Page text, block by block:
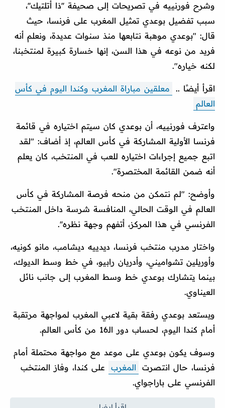
وشرح فورنييه في تصريحات إلى صحيفة ''ذا أتلتيك''،
سبب تفضيل بوعدي تمثيل المغرب على فرنسا، حيث
قال: "بوعدي موهبة نتابعها منذ سنوات عديدة، ونعلم أنه
فريد من نوعه في هذا السن، إنها خسارة كبيرة لمنتخبنا،
لكنه خياره".
اقرأ أيضًا ..
معلقين مباراة المغرب وكندا اليوم في كأس
العالم
واعترف فورنييه، أن بوعدي كان سيتم اختياره في قائمة
فرنسا الأولية المشاركة في كأس العالم، إذ أضاف: "لقد
اتبع جميع إجراءات اختياره للعب في المنتخب، كان يعلم
أنه ضمن القائمة المختصرة".
وأوضح: "لم نتمكن من منحه فرصة المشاركة في كأس
العالم في الوقت الحالي، المنافسة شرسة داخل المنتخب
الفرنسي في هذا المركز، أتفهم وجهة نظره''.
واختار مدرب منتخب فرنسا، ديدييه ديشامب، مانو كونيه،
وأوريلين تشواميني، وأدريان رابيو، في خط وسط الديوك،
بينما يتشارك بوعدي خط وسط المغرب إلى جانب نائل
العيناوي.
ويستعد بوعدي رفقة بقية لاعبي المغرب لمواجهة مرتقبة
أمام كندا اليوم، لحساب دور الـ16 من كأس العالم.
وسوف يكون بوعدي على موعد مع مواجهة محتملة أمام
فرنسا، حال انتصرت
المغرب
على كندا، وفاز المنتخب
الفرنسي على باراجواي.